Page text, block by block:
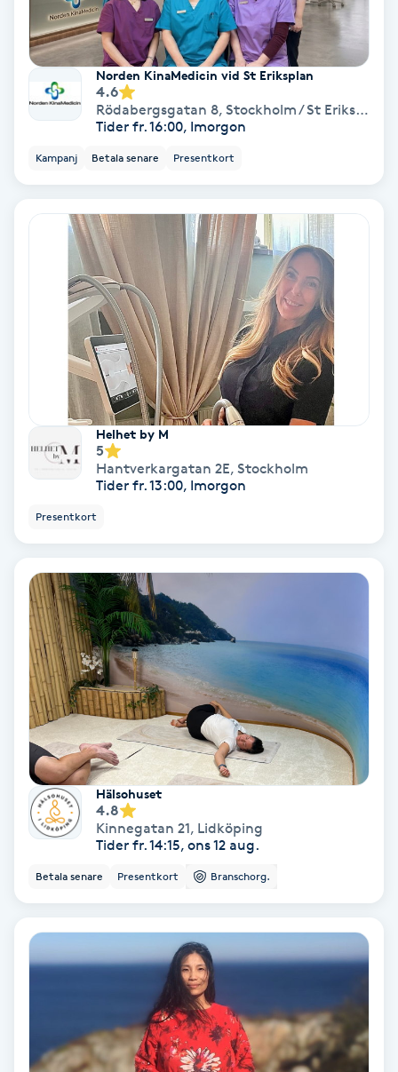
Kinesisk medicin
Kiropraktik
Klangmassage
Klippning
Klippning ungdom
Koppningsmassage
Kosmetisk tatuering
Kostrådgivning
Kroppsinpackning
Kärlbehandling
Laserbehandling
Lashlift Keratin
LED-ljusterapi
Liktornar
LPG
Luggklippning
Norden KinaMedicin vid St Eriksplan
4.6
Rödabergsgatan 8, Stockholm / St Eriksplan / Vasastan
Tider fr. 16:00, Imorgon
Kampanj Betala senare Presentkort
Helhet by M
5
Hantverkargatan 2E, Stockholm
Tider fr. 13:00, Imorgon
Presentkort
Hälsohuset
4.8
Kinnegatan 21, Lidköping
Tider fr. 14:15, ons 12 aug.
Betala senare Presentkort Branschorg.